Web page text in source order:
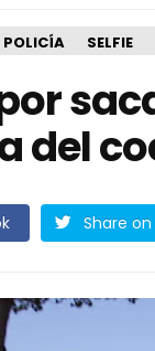
POLICÍA SELFIE
del
Share